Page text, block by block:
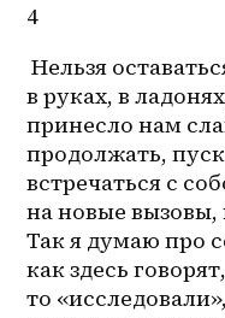
4
Нельзя оставаться с тем, что уже держишь
в руках, в
принесло нам
продолжать,
встречаться с
на новые
Так я думаю про
как здесь
то